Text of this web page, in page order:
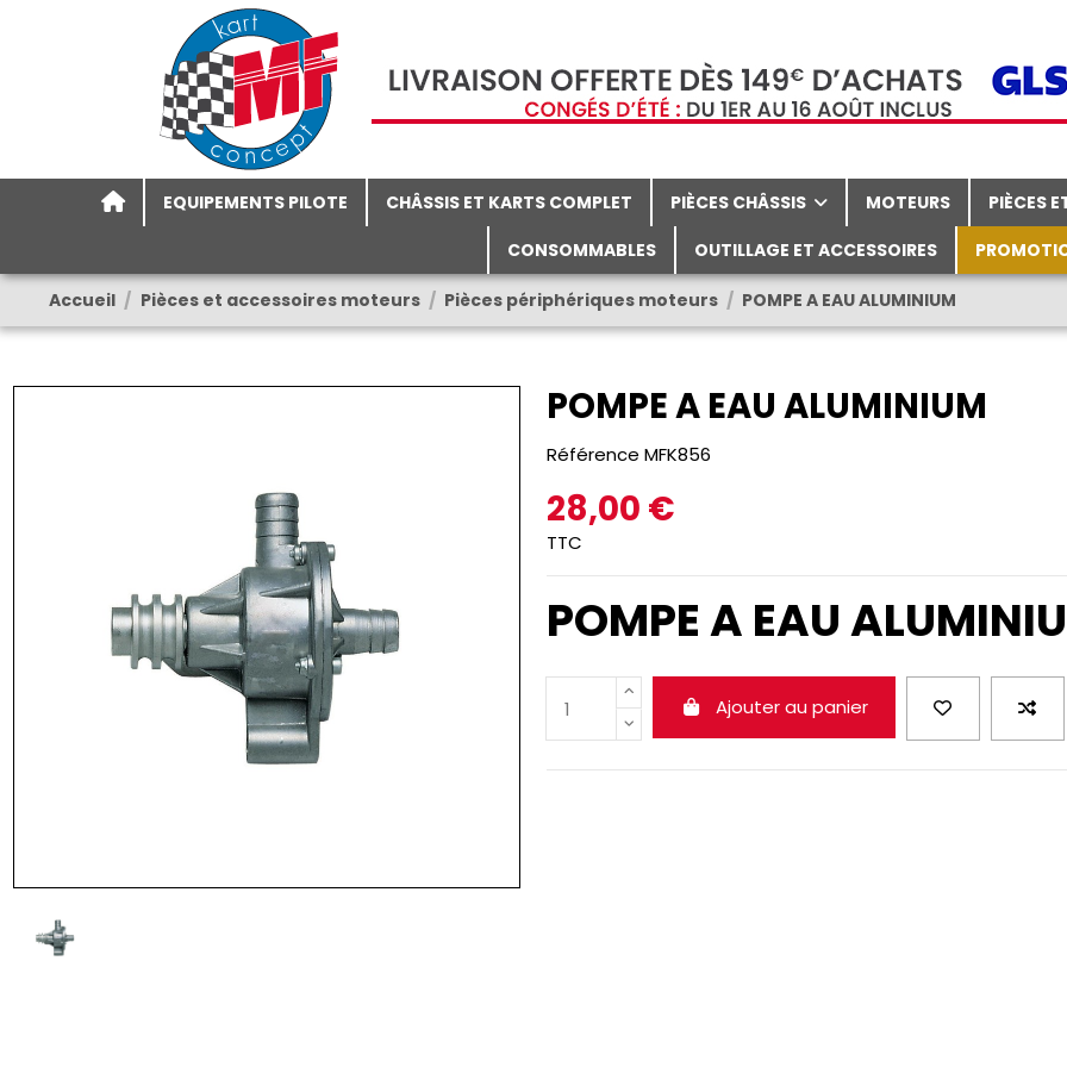
EQUIPEMENTS PILOTE CHÂSSIS ET KARTS COMPLET PIÈCES CHÂSSIS MOTEURS
PIÈCES
CONSOMMABLES
OUTILLAGE ET ACCESSOIRES
Accueil Pièces et accessoires moteurs Pièces périphériques moteurs POMPE A EAU ALUMINIUM
POMPE A EAU ALUMINIUM
Référence MFK856
28,00 €
TTC
POMPE A EAU
Ajouter au panier